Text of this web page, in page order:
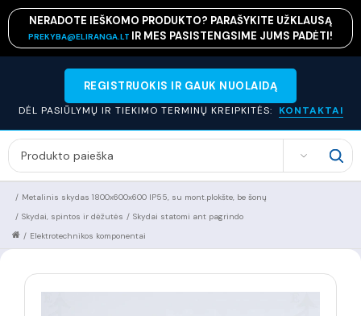
NERADOTE IEŠKOMO PRODUKTO? PARAŠYKITE UŽKLAUSĄ
PREKYBA@ELIRANGA.LT IR MES PASISTENGSIME JUMS PADĖTI!
REGISTRUOKIS IR GAUK NUOLAIDĄ
DĖL PASIŪLYMŲ IR TIEKIMO TERMINŲ KREIPKITĖS: KONTAKTAI
SEARCH
Metalinis skydas 1800x600x600 IP55, su mont.plokšte, be šonų
/
Skydai statomi ant pagrindo
/
Skydai, spintos ir dėžutės
/
Elektrotechnikos komponentai
/